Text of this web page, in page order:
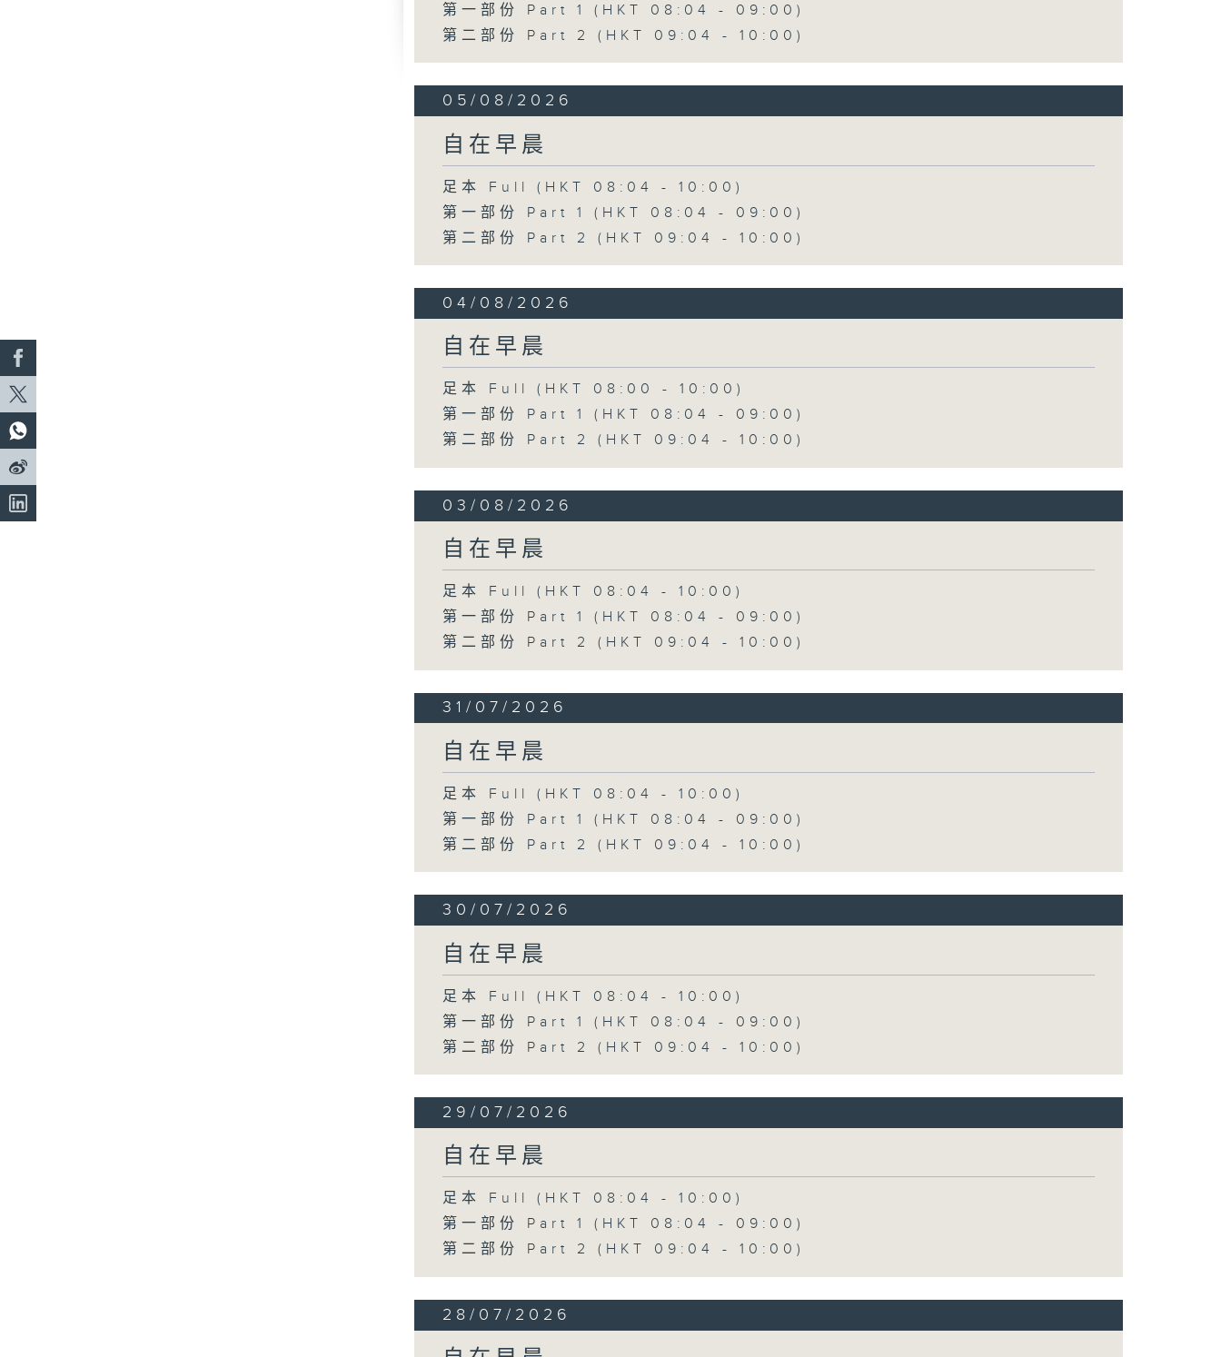
第一部份 Part 1 (HKT 08:04 - 09:00)
第二部份 Part 2 (HKT 09:04 - 10:00)
05/08/2026
自在早晨
足本 Full (HKT 08:04 - 10:00)
第一部份 Part 1 (HKT 08:04 - 09:00)
第二部份 Part 2 (HKT 09:04 - 10:00)
04/08/2026
自在早晨
足本 Full (HKT 08:00 - 10:00)
第一部份 Part 1 (HKT 08:04 - 09:00)
第二部份 Part 2 (HKT 09:04 - 10:00)
03/08/2026
自在早晨
足本 Full (HKT 08:04 - 10:00)
第一部份 Part 1 (HKT 08:04 - 09:00)
第二部份 Part 2 (HKT 09:04 - 10:00)
31/07/2026
自在早晨
足本 Full (HKT 08:04 - 10:00)
第一部份 Part 1 (HKT 08:04 - 09:00)
第二部份 Part 2 (HKT 09:04 - 10:00)
30/07/2026
自在早晨
足本 Full (HKT 08:04 - 10:00)
第一部份 Part 1 (HKT 08:04 - 09:00)
第二部份 Part 2 (HKT 09:04 - 10:00)
29/07/2026
自在早晨
足本 Full (HKT 08:04 - 10:00)
第一部份 Part 1 (HKT 08:04 - 09:00)
第二部份 Part 2 (HKT 09:04 - 10:00)
28/07/2026